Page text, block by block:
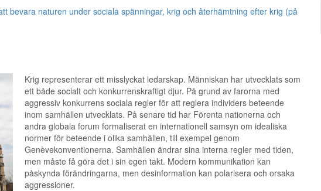
bevara naturen under sociala spänningar, krig och återhämtning efter krig (på
Krig representerar ett misslyckat ledarskap. Människan har utvecklats som
ett både socialt och konkurrenskraftigt djur. På grund av farorna med
aggressiv konkurrens sociala regler för att reglera individers beteende
inom samhällen utvecklats. På senare tid har Förenta nationerna och
andra globala forum formaliserat en internationell samsyn om idealiska
normer för beteende i olika samhällen, till exempel genom
Genèvekonventionerna. Samhällen ändrar sina interna regler med tiden,
men måste få göra det i sin egen takt. Modern kommunikation kan
påskynda förändringarna, men desinformation kan polarisera och orsaka
aggressioner.